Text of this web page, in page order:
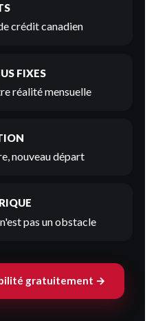
crédit canadien
FIXES
réalité mensuelle
nouveau départ
pas un obstacle
gratuitement →